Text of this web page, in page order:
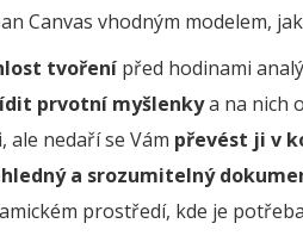
Canvas vhodným modelem,
tvoření před hodinami
prvotní myšlenkya na nich
ale nedaří se Vám převést ji v
a srozumitelný
prostředí, kde je potřeba